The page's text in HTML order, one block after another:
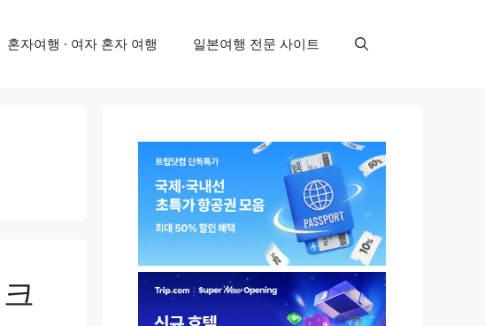
혼자여행 · 여자 혼자 여행 일본여행 전문 사이트